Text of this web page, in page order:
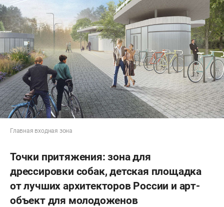
Главная входная зона
Точки притяжения: зона для
дрессировки собак, детская площадка
от лучших архитекторов России и арт-
объект для молодоженов